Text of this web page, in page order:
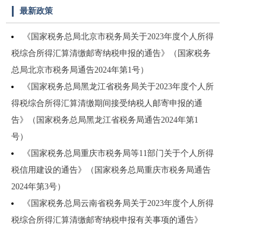
最新政策
《国家税务总局北京市税务局关于2023年度个人所得
税综合所得汇算清缴邮寄纳税申报的通告》（国家税务
总局北京市税务局通告2024年第1号）
《国家税务总局黑龙江省税务局关于2023年度个人所
得税综合所得汇算清缴期间接受纳税人邮寄申报的通
告》（国家税务总局黑龙江省税务局通告2024年第1
号）
《国家税务总局重庆市税务局等11部门关于个人所得
税信用建设的通告》（国家税务总局重庆市税务局通告
2024年第3号）
《国家税务总局云南省税务局关于2023年度个人所得
税综合所得汇算清缴邮寄纳税申报有关事项的通告》